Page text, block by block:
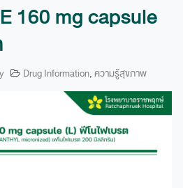
160 mg capsule
Drug Information,ความรู้สุขภาพ